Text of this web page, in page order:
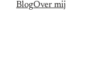
BlogOver mij